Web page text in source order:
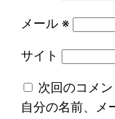
メール ※
サイト
次回のコメ
自分の名前、メ